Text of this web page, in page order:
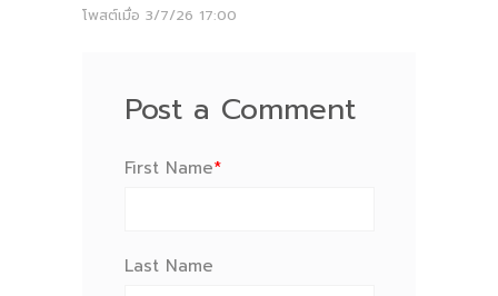
โพสต์เมื่อ 3/7/26 17:00
Post a Comment
First Name*
Last Name